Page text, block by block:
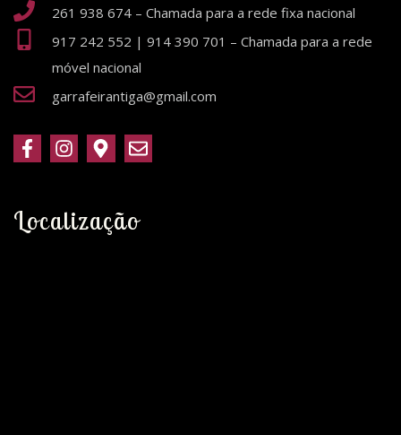
261 938 674 – Chamada para a rede fixa nacional
917 242 552 | 914 390 701 – Chamada para a rede
móvel nacional
garrafeirantiga@gmail.com
Localização